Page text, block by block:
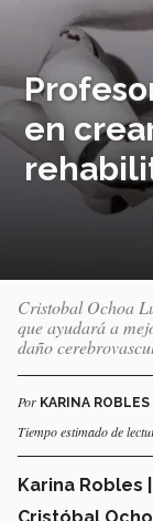
en
Cristobal Ochoa
que ayudará a
daño
Por KARINA ROBLES
Tiempo estimado de
Karina Robles